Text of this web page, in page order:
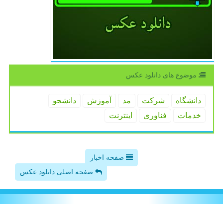
موضوع های دانلود عكس
دانشگاه شركت مد آموزش
دانشجو
خدمات
فناوری اینترنت
صفحه اخبار
صفحه اصلی دانلود عکس